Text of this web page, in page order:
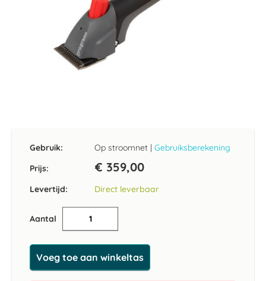
Gebruik: Op stroomnet | Gebruiksberekening
Prijs:
€ 359,00
Levertijd: Direct leverbaar
Aantal
Voeg toe aan winkeltas
begin
afbeeldingen-